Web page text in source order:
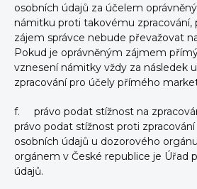
osobních údajů za účelem
námitku proti takovému zpracování,
zájem správce nebude převažovat
Pokud je oprávněným zájmem
vznesení námitky vždy za následek
zpracování pro účely přímého
f. právo podat stížnost na
právo podat stížnost proti
osobních údajů u dozorového
orgánem v České republice je Úřad
údajů.